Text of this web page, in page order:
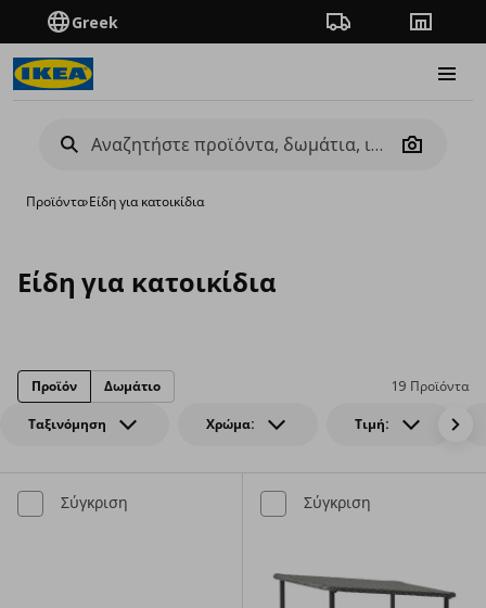
Greek Πορεία παραγγελίας
Camera
Προϊόντα›Είδη για κατοικίδια
Είδη για κατοικίδια
Ταξινόμηση Χρώμα: Τιμή:
19 Προϊόντα
Προϊόν Δωμάτιο
Σύγκριση Σύγκριση